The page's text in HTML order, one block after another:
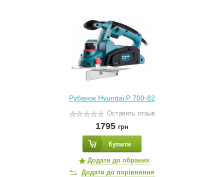
Рубанок Hyundai P 700-82
Оставить отзыв
1795 грн
Купити
Додати до обраних
Додати до порівняння